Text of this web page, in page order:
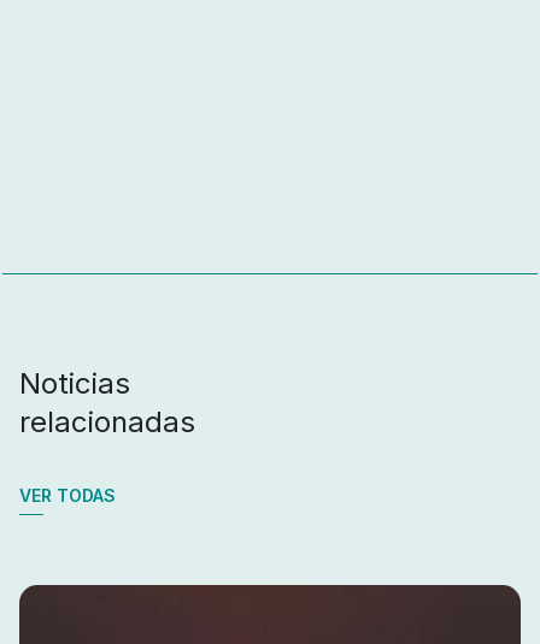
Noticias
relacionadas
VER TODAS